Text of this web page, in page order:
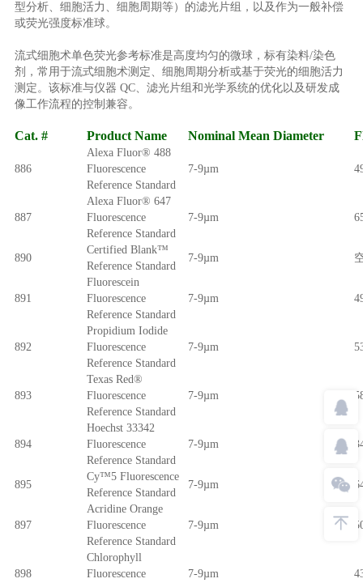
型分析、细胞活力、细胞周期等）的滤光片组，以及作为一般补偿
或荧光强度标准球。
流式细胞术单色荧光参考标准是高度均匀的微球，标有染料/染色
剂，常用于流式细胞术测定、细胞周期分析或基于荧光的细胞活力
测定。该标准与仪器 QC、滤光片组和光学系统的优化以及研发成
像工作流程的控制兼容。
Cat. # Product Name Nominal Mean Diameter
886
Alexa Fluor® 488
Fluorescence
Reference Standard
7-9µm 4
887
Alexa Fluor® 647
Fluorescence
Reference Standard
7-9µm 6
890
Certified Blank™
Reference Standard
7-9µm
891
Fluorescein
Fluorescence
Reference Standard
7-9µm 4
892
Propidium Iodide
Fluorescence
Reference Standard
7-9µm 5
893
Texas Red®
Fluorescence
Reference Standard
7-9µm 5
894
Hoechst 33342
Fluorescence
Reference Standard
7-9µm 3
895
Cy™5 Fluorescence
Reference Standard
7-9µm 6
897
Acridine Orange
Fluorescence
Reference Standard
7-9µm
898
Chlorophyll
Fluorescence
7-9µm 4